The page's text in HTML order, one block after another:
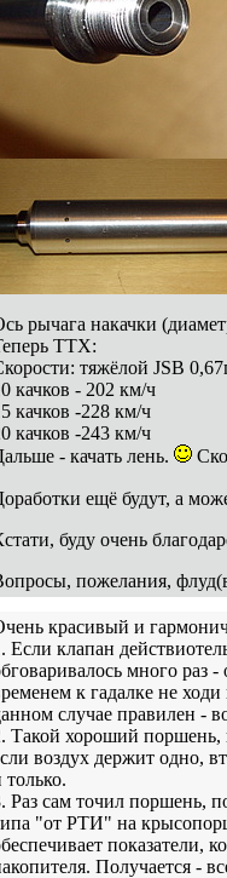
рычага накачки
ТТХ:
тяжёлой JSB
качков - 202 км/ч
качков -228 км/ч
качков -243 км/ч
- качать лень.
ещё будут, а
буду очень
пожелания,
красивый и
Если клапан
много раз
к гадалке не
случае правилен -
Такой хороший поршень,
воздух держит одно,
только.
Раз сам точил поршень,
"от РТИ" на
показатели,
Получается -